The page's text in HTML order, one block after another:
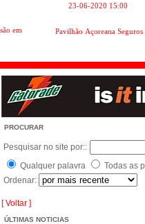
em
23-06-2020 15:00
Pavilhão Açoreana Seguros
PROCURAR
Pesquisar no site por::
Qualquer palavra
Todas as
Ordenar:
[ Voltar ]
ÚLTIMAS NOTICIAS